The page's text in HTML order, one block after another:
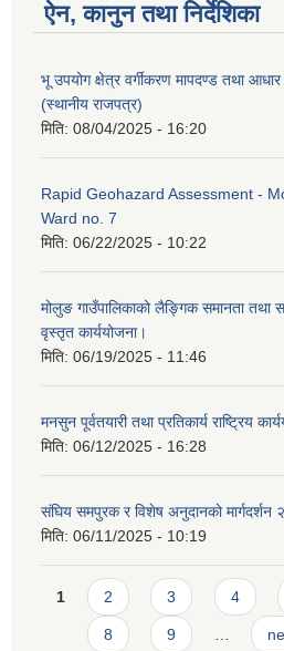
ऐन, कानुन तथा निर्देशिका
भू उपयोग क्षेत्र वर्गीकरण मापदण्ड तथा आधार
(स्थानीय राजपत्र)
मिति: 08/04/2025 - 16:20
Rapid Geohazard Assessment -
Ward no. 7
मिति: 06/22/2025 - 10:22
मोलुङ गाउँपालिकाको लैङ्गिक समानता तथा
वृस्तृत कार्ययोजना।
मिति: 06/19/2025 - 11:46
मनसुन पूर्वतयारी तथा प्रतिकार्य राष्ट्रिय
मिति: 06/12/2025 - 16:28
संघिय समपुरक र विशेष अनुदानको मार्गदर्शन
मिति: 06/11/2025 - 10:19
Pages
1 2 3 4
8 9